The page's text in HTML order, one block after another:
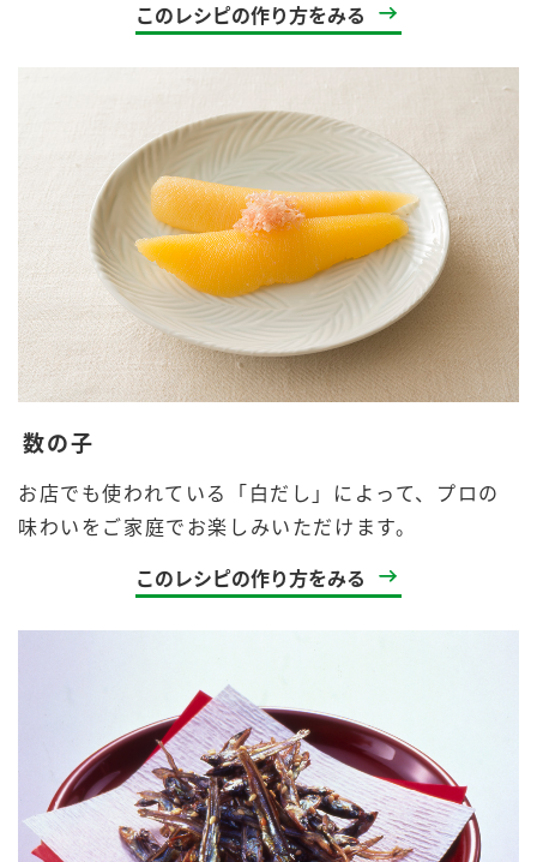
このレシピの作り方をみる
数の子
お店でも使われている「白だし」によって、プロの
味わいをご家庭でお楽しみいただけます。
このレシピの作り方をみる